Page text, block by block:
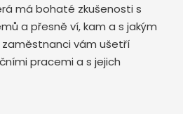
má bohaté zkušenosti s
a přesně ví, kam a s jakým
vám ušetří
pracemi a s jejich